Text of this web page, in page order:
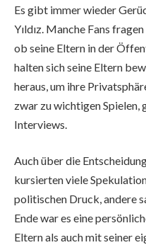
Es gibt immer wieder
Yıldız. Manche Fans
ob seine Eltern in der
halten sich seine Eltern
heraus, um ihre
zwar zu wichtigen Spielen,
Interviews.
Auch über die
kursierten viele
politischen Druck, andere
Ende war es eine
Eltern als auch mit seiner